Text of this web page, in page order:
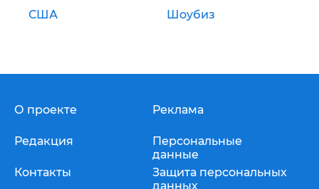
США Шоубиз
О проекте
Редакция
Контакты
Реклама
Персональные
данные
Защита персональных
данных